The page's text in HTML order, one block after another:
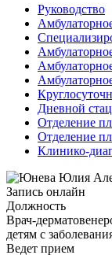
Руководство
Дневной
Отделение
Отделение
Клинико-
Запись онлайн
Должность
Врач-
детям с
Ведет прием